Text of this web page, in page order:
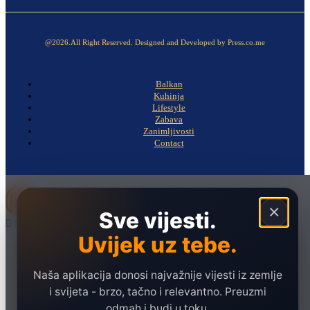
@2026.All Right Reserved. Designed and Developed by Press.co.me
Balkan
Kuhinja
Lifestyle
Zabava
Zanimljivosti
Contact
×
Sve vijesti.
Uvijek uz tebe.
Naša aplikacija donosi najvažnije vijesti iz zemlje
i svijeta - brzo, tačno i relevantno. Preuzmi
Društvo